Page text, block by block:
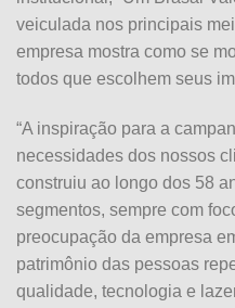
veiculada nos principais
empresa mostra como se
todos que escolhem seus
“A inspiração para a
necessidades dos nossos
construiu ao longo dos 58
segmentos, sempre com
preocupação da empresa
patrimônio das pessoas
qualidade, tecnologia e